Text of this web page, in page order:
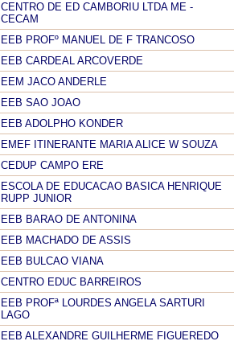
CENTRO DE ED CAMBORIU LTDA ME -
CECAM
EEB PROFº MANUEL DE F TRANCOSO
EEB CARDEAL ARCOVERDE
EEM JACO ANDERLE
EEB SAO JOAO
EEB ADOLPHO KONDER
EMEF ITINERANTE MARIA ALICE W SOUZA
CEDUP CAMPO ERE
ESCOLA DE EDUCACAO BASICA HENRIQUE
RUPP JUNIOR
EEB BARAO DE ANTONINA
EEB MACHADO DE ASSIS
EEB BULCAO VIANA
CENTRO EDUC BARREIROS
EEB PROFª LOURDES ANGELA SARTURI
LAGO
EEB ALEXANDRE GUILHERME FIGUEREDO